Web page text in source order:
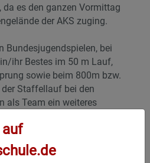
es den ganzen Vormittag
der AKS zuging.
Bundesjugendspielen, bei
ihr Bestes im 50 m Lauf,
sowie beim 800m bzw.
Staffellauf bei den
als Team ein weiteres
ließ sich
nicht nehmen und die